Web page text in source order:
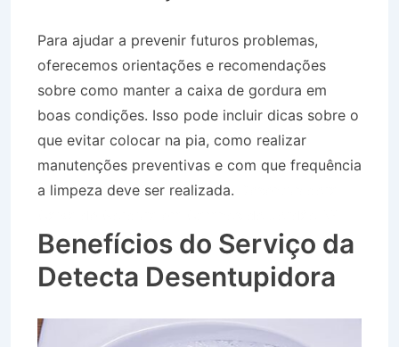
Para ajudar a prevenir futuros problemas,
oferecemos orientações e recomendações
sobre como manter a caixa de gordura em
boas condições. Isso pode incluir dicas sobre o
que evitar colocar na pia, como realizar
manutenções preventivas e com que frequência
a limpeza deve ser realizada.
Benefícios do Serviço da
Detecta Desentupidora